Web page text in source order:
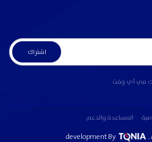
في أي وقت
المساعدة والدعم
development By .